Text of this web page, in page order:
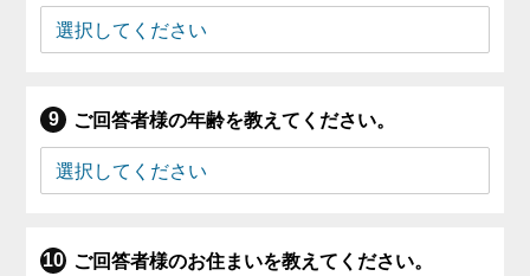
ご回答者様の年齢を教えてください。
ご回答者様のお住まいを教えてください。